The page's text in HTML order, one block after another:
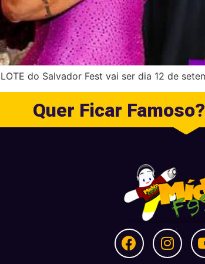
LOTE do Salvador Fest vai ser dia 12 de
Quer Ficar